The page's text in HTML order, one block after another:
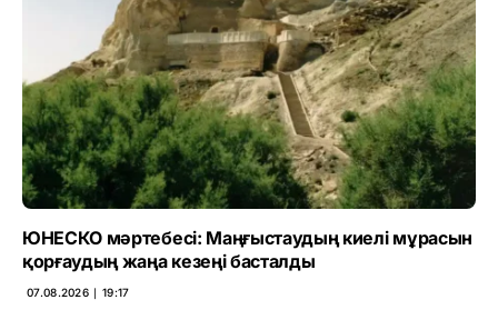
ЮНЕСКО мәртебесі: Маңғыстаудың киелі мұрасын
қорғаудың жаңа кезеңі басталды
07.08.2026 ∣ 19:17